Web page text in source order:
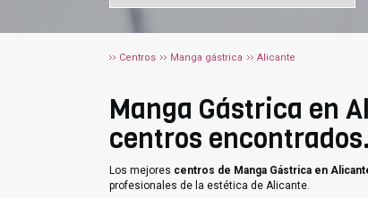
Centros Manga gástrica Alicante
Manga Gástrica en
centros encontrados.
Los mejores centros de Manga Gástrica en
profesionales de la estética de Alicante.